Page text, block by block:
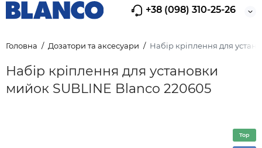
+38 (098) 310-25-26
Головна Дозатори та аксесуари Набір кріплення для
Набір кріплення для установки
мийок SUBLINE Blanco 220605
Top